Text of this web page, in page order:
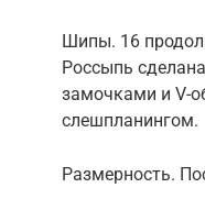
Шипы. 16
Россыпь
замочками и V-
слешпланингом.
Размерность.